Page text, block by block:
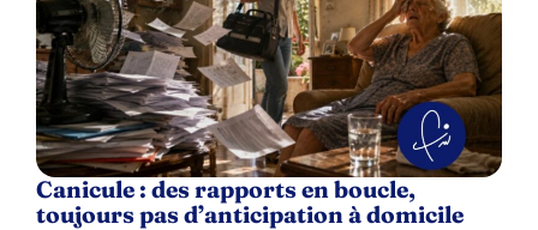
Canicule : des rapports en boucle,
toujours pas d’anticipation à domicile